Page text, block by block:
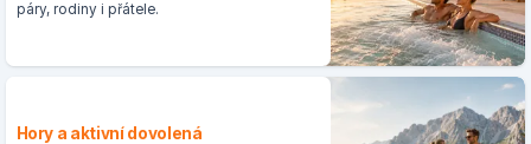
páry, rodiny i přátele.
Hory a aktivní dovolená